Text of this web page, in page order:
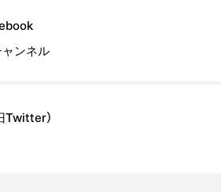
ンネル
Twitter）